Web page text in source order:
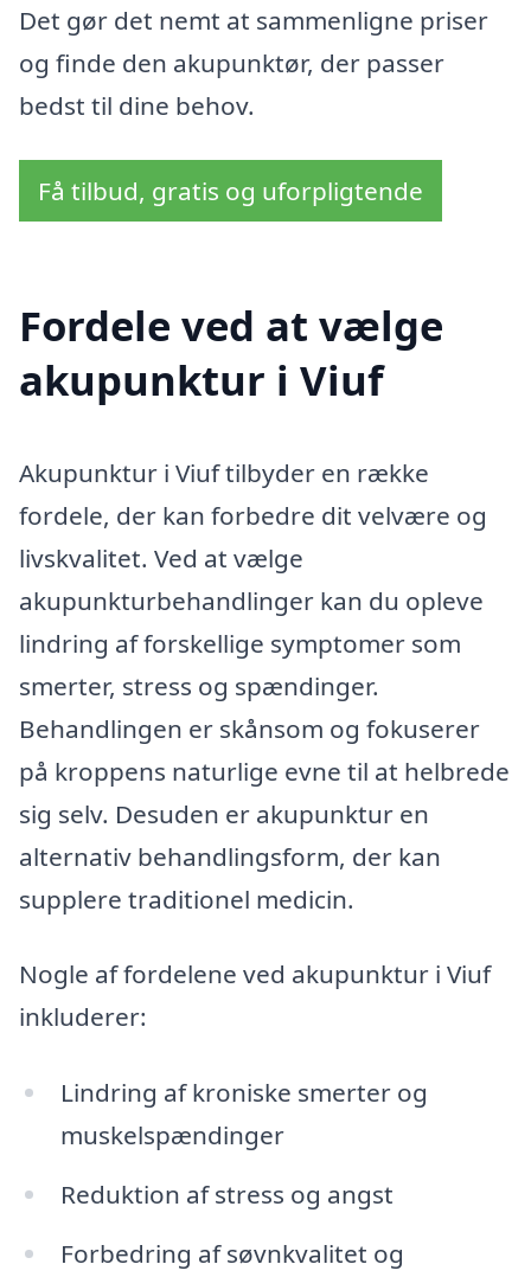
Det gør det nemt at sammenligne priser
og finde den akupunktør, der passer
bedst til dine behov.
Få tilbud, gratis og uforpligtende
Fordele ved at vælge
akupunktur i Viuf
Akupunktur i Viuf tilbyder en række
fordele, der kan forbedre dit velvære og
livskvalitet. Ved at vælge
akupunkturbehandlinger kan du opleve
lindring af forskellige symptomer som
smerter, stress og spændinger.
Behandlingen er skånsom og fokuserer
på kroppens naturlige evne til at helbrede
sig selv. Desuden er akupunktur en
alternativ behandlingsform, der kan
supplere traditionel medicin.
Nogle af fordelene ved akupunktur i Viuf
inkluderer:
Lindring af kroniske smerter og
muskelspændinger
Reduktion af stress og angst
Forbedring af søvnkvalitet og